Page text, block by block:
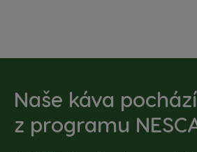
Naše káva pochází
z programu